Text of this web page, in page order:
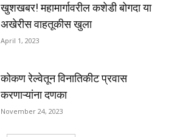
खुशखबर! महामार्गावरील कशेडी बोगदा या
अखेरीस वाहतूकीस खुला
April 1, 2023
कोकण रेल्वेतून विनातिकीट प्रवास
करणाऱ्यांना दणका
November 24, 2023